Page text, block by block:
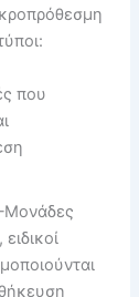
που